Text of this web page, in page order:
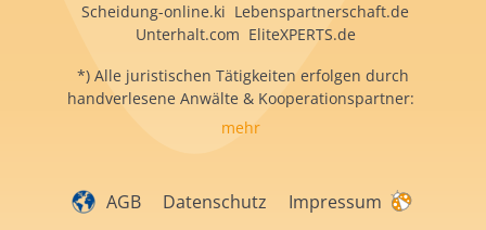
Scheidung-online.ki Lebenspartnerschaft.de
Unterhalt.com EliteXPERTS.de
*) Alle juristischen Tätigkeiten erfolgen durch
handverlesene Anwälte & Kooperationspartner:
mehr
AGB Datenschutz Impressum